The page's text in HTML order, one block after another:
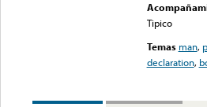
Tipico
Temas man,
declaration,